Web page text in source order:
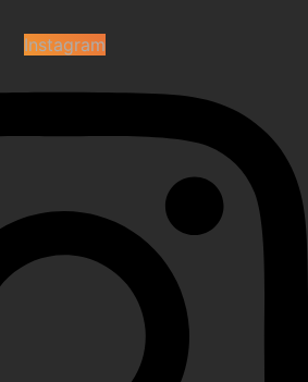
Instagram